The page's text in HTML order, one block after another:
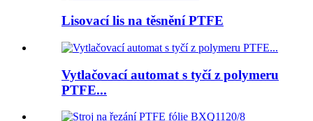
Lisovací lis na těsnění PTFE
Vytlačovací automat s tyčí z polymeru
PTFE...